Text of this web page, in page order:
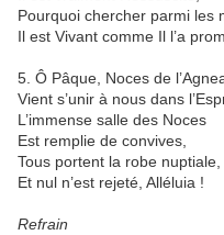
Pourquoi chercher parmi les
Il est Vivant comme Il l’a
5. Ô Pâque, Noces de
Vient s’unir à nous dans
L’immense salle des Noces
Est remplie de convives,
Tous portent la robe nuptiale,
Et nul n’est rejeté, Alléluia !
Refrain